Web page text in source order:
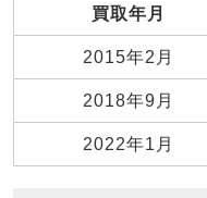
買取年月
2015年2月
2018年9月
2022年1月